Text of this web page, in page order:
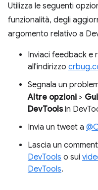
Utilizza le seguenti
funzionalità, degli
argomento relativo a
Inviaci feedback e
all'indirizzo
Segnala un
Altre opzioni >
DevToolsin
Invia un tweet a
Lascia un
DevTools o sui
DevTools.